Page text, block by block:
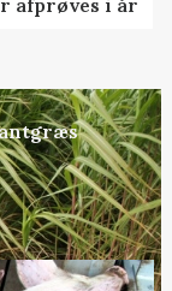
afprøves i år